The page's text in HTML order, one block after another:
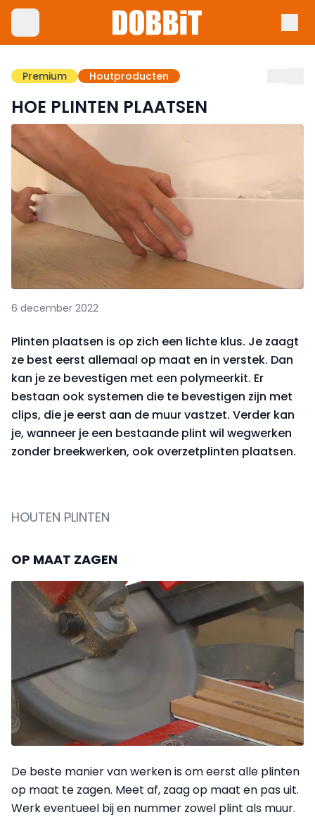
Premium Houtproducten
HOE PLINTEN PLAATSEN
6 december 2022
Plinten plaatsen is op zich een lichte klus. Je zaagt
ze best eerst allemaal op maat en in verstek. Dan
kan je ze bevestigen met een polymeerkit. Er
bestaan ook systemen die te bevestigen zijn met
clips, die je eerst aan de muur vastzet. Verder kan
je, wanneer je een bestaande plint wil wegwerken
zonder breekwerken, ook overzetplinten plaatsen.
HOUTEN PLINTEN
OP MAAT ZAGEN
De beste manier van werken is om eerst alle plinten
op maat te zagen. Meet af, zaag op maat en pas uit.
Werk eventueel bij en nummer zowel plint als muur.